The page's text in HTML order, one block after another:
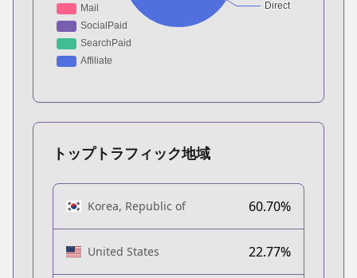
トップトラフィック地域
Korea, Republic of 60.70%
United States 22.77%